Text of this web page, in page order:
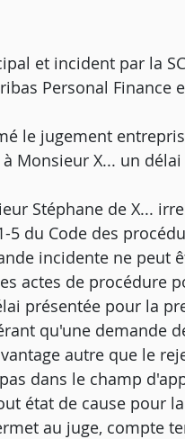
et incident par la
Personal Finance
le jugement
Monsieur X... un
Stéphane de X...
du Code des
incidente ne peut
actes de procédure
présentée pour la
qu'une demande
autre que le
dans le champ
état de cause pour
au juge, compte